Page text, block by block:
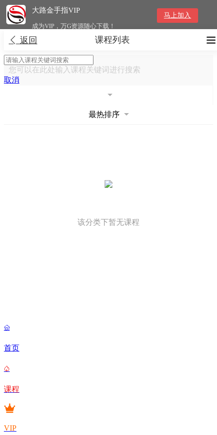
大路金手指VIP
成为VIP，万G资源随心下载！
马上加入
 返回 
课程列表
您可以在此处输入课程关键词进行搜索
取消
最热排序
该分类下暂无课程

首页

课程
VIP